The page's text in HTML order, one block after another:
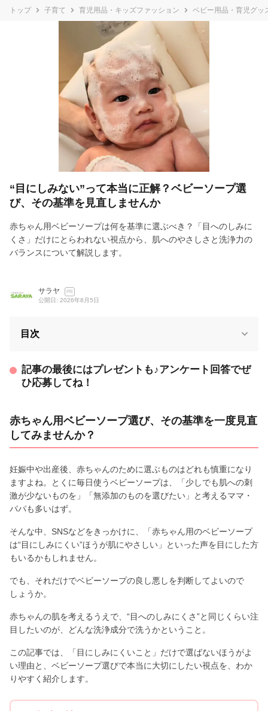
トップ 子育て 育児用品・キッズファッション ベビー用品・育児グッ
“目にしみない”って本当に正解？ベビーソープ選
び、その基準を見直しませんか
赤ちゃん用ベビーソープは何を基準に選ぶべき？「目へのしみに
くさ」だけにとらわれない視点から、肌へのやさしさと洗浄力の
バランスについて解説します。
サラヤ PR
公開日: 2026年8月5日
目次
記事の最後にはプレゼントも♪アンケート回答でぜ
ひ応募してね！
赤ちゃん用ベビーソープ選び、その基準を一度見直
してみませんか？
妊娠中や出産後、赤ちゃんのために選ぶものはどれも慎重になり
ますよね。とくに毎日使うベビーソープは、「少しでも肌への刺
激が少ないものを」「無添加のものを選びたい」と考えるママ・
パパも多いはず。
そんな中、SNSなどをきっかけに、「赤ちゃん用のベビーソープ
は“目にしみにくい”ほうが肌にやさしい」といった声を目にした方
もいるかもしれません。
でも、それだけでベビーソープの良し悪しを判断してよいので
しょうか。
赤ちゃんの肌を考えるうえで、“目へのしみにくさ”と同じくらい注
目したいのが、どんな洗浄成分で洗うかということ。
この記事では、「目にしみにくいこと」だけで選ばないほうがよ
い理由と、ベビーソープ選びで本当に大切にしたい視点を、わか
りやすく紹介します。